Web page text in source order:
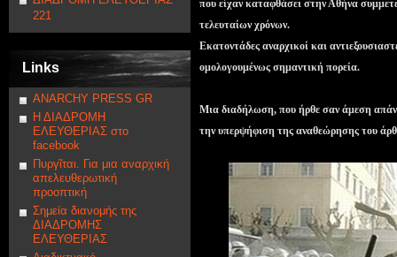
221
Links
ANARCHY PRESS GR
Η ΔΙΑΔΡΟΜΗ
ΕΛΕΥΘΕΡΙΑΣ στο
facebook
Πυργῖται. Για μια αναρχική
απελευθερωτική
προοπτική
Σημεία διανομής της
ΔΙΑΔΡΟΜΗΣ
ΕΛΕΥΘΕΡΙΑΣ
που είχαν καταφθάσει στην Αθήνα
τελευταίων χρόνων.
Εκατοντάδες αναρχικοί και
ομολογουμένως σημαντική πορεία.
Μια διαδήλωση, που ήρθε σαν άμεση
την υπερψήφιση της αναθεώρησης του